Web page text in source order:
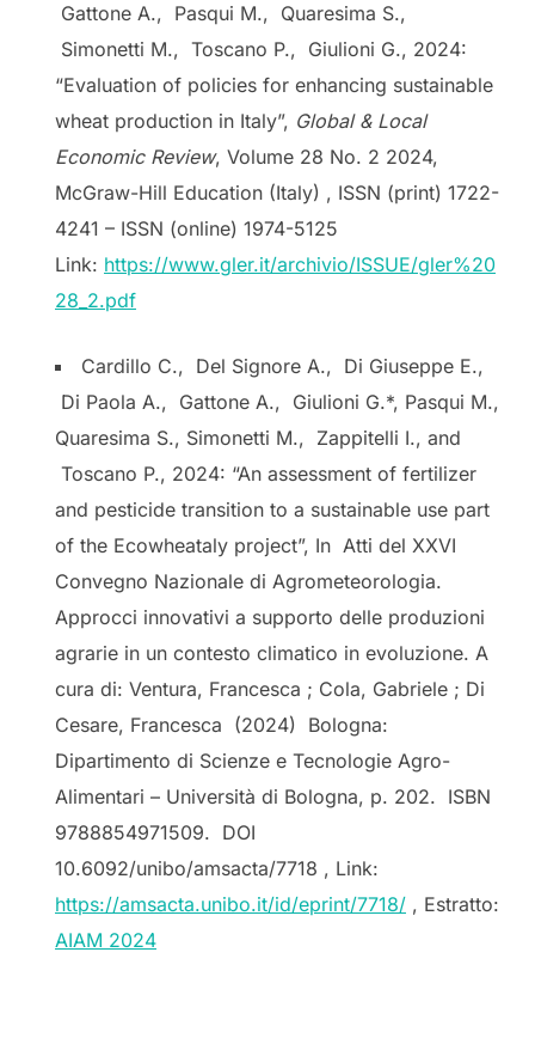
Gattone A., Pasqui M., Quaresima S.,
Simonetti M., Toscano P., Giulioni G., 2024:
“Evaluation of policies for enhancing sustainable
wheat production in Italy”, Global & Local
Economic Review, Volume 28 No. 2 2024,
McGraw-Hill Education (Italy) , ISSN (print) 1722-
4241 – ISSN (online) 1974-5125
Link: https://www.gler.it/archivio/ISSUE/gler%20
28_2.pdf
Cardillo C., Del Signore A., Di Giuseppe E.,
Di Paola A., Gattone A., Giulioni G.*, Pasqui M.,
Quaresima S., Simonetti M., Zappitelli I., and
Toscano P., 2024: “An assessment of fertilizer
and pesticide transition to a sustainable use part
of the Ecowheataly project”, In Atti del XXVI
Convegno Nazionale di Agrometeorologia.
Approcci innovativi a supporto delle produzioni
agrarie in un contesto climatico in evoluzione. A
cura di: Ventura, Francesca ; Cola, Gabriele ; Di
Cesare, Francesca (2024) Bologna:
Dipartimento di Scienze e Tecnologie Agro-
Alimentari – Università di Bologna, p. 202. ISBN
9788854971509. DOI
10.6092/unibo/amsacta/7718 , Link:
https://amsacta.unibo.it/id/eprint/7718/ , Estratto:
AIAM 2024